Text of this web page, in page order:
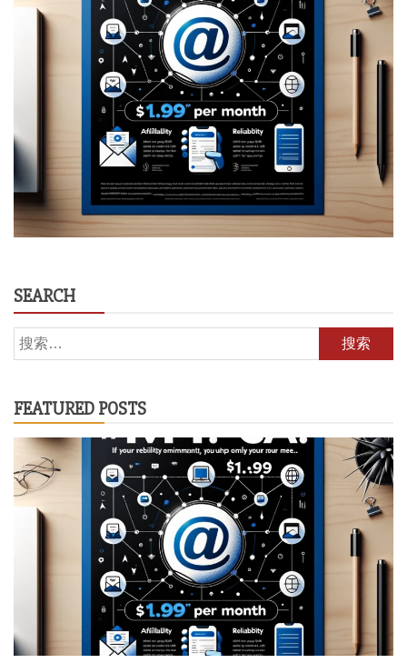
SEARCH
搜
索：
FEATURED POSTS